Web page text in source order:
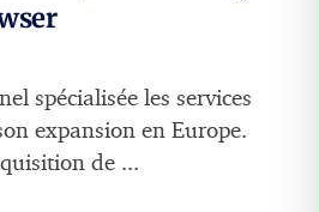
spécialisée les services
expansion en Europe.
de ...